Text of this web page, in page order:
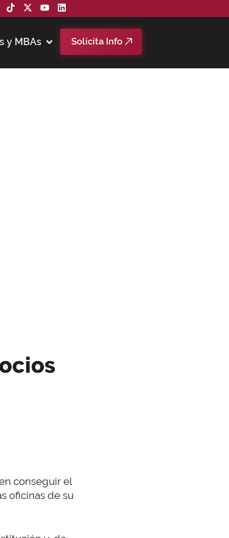
y MBAs Solicita Info
conseguir el
oficinas de su